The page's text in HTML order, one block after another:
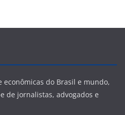
do Brasil e mundo,
de jornalistas, advogados e